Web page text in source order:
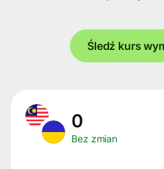
Śledź kurs
0
Bez zmian